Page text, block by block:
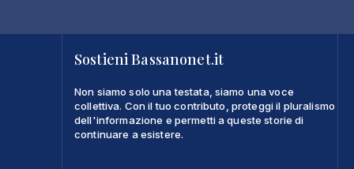
Sostieni Bassanonet.it
Non siamo solo una testata, siamo una voce
collettiva. Con il tuo contributo, proteggi il pluralismo
dell'informazione e permetti a queste storie di
continuare a esistere.